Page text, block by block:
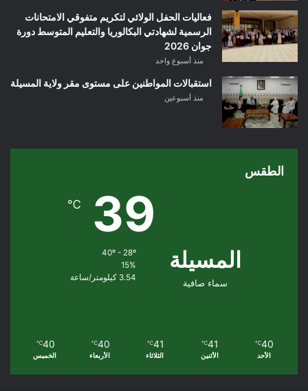
فعاليات الحفل الولائي لتكريم متفوقي الامتحانات
الرسمية لشهادتي البكالوريا والتعليم المتوسط دورة
جوان 2026
منذ أسبوع واحد
استقبالات المواطنين على مستوى مقر ولاية المسيلة
منذ أسبوعين
الطقس
المسيلة
سماء صافية
39
℃
40º - 28º
15%
3.54 كيلومتر/ساعة
40
℃
الأحد
41
℃
الأثنين
41
℃
الثلاثاء
40
℃
الأربعاء
40
℃
الخميس